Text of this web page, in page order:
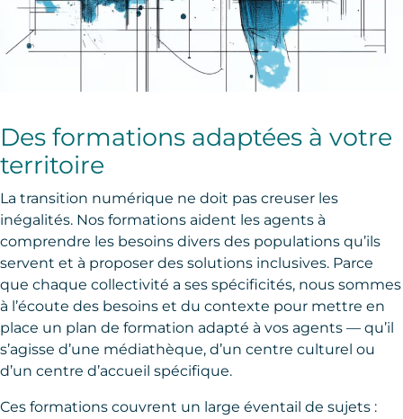
Des formations adaptées à votre
territoire
La transition numérique ne doit pas creuser les
inégalités. Nos formations aident les agents à
comprendre les besoins divers des populations qu’ils
servent et à proposer des solutions inclusives. Parce
que chaque collectivité a ses spécificités, nous sommes
à l’écoute des besoins et du contexte pour mettre en
place un plan de formation adapté à vos agents — qu’il
s’agisse d’une médiathèque, d’un centre culturel ou
d’un centre d’accueil spécifique.
Ces formations couvrent un large éventail de sujets :